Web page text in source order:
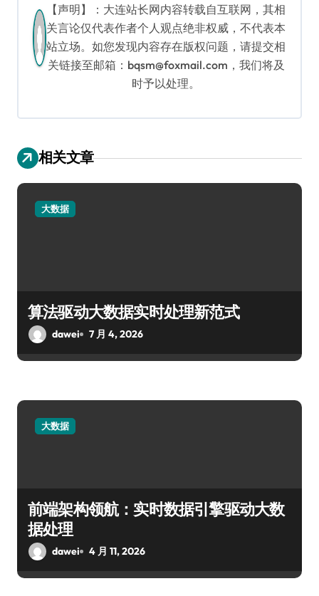
【声明】：大连站长网内容转载自互联网，其相
关言论仅代表作者个人观点绝非权威，不代表本
站立场。如您发现内容存在版权问题，请提交相
关链接至邮箱：bqsm@foxmail.com，我们将及
时予以处理。
相关文章
大数据
算法驱动大数据实时处理新范式
dawei 7 月 4, 2026
大数据
前端架构领航：实时数据引擎驱动大数
据处理
dawei 4 月 11, 2026